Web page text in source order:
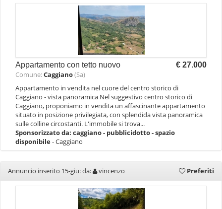
Appartamento con tetto nuovo € 27.000
Comune:Caggiano(Sa)
Appartamento in vendita nel cuore del centro storico di
Caggiano - vista panoramica Nel suggestivo centro storico di
Caggiano, proponiamo in vendita un affascinante appartamento
situato in posizione privilegiata, con splendida vista panoramica
sulle colline circostanti. L'immobile si trova...
Sponsorizzato da: caggiano - pubblicidotto - spazio
disponibile- Caggiano
Annuncio inserito 15-giu: da: vincenzo Preferiti